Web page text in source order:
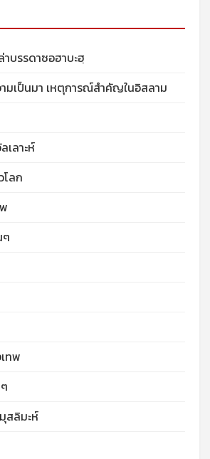
าบรรดาซอฮาบะฮฺ
มเป็นมา เหตุการณ์สำคัญในอิสลาม
เลาะห์
ลก
ๆ
ทพ
สลิมะห์